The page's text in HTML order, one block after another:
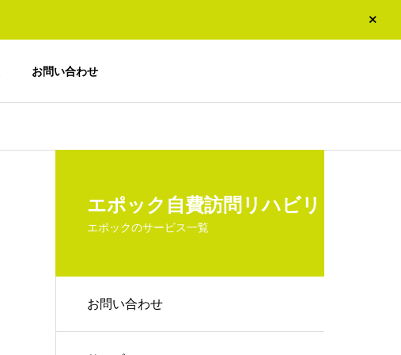
お問い合わせ
エポック自費訪問リハビリ
エポックのサービス一覧
お問い合わせ